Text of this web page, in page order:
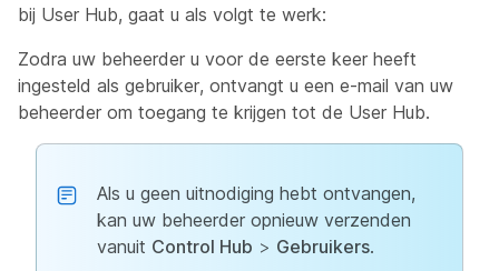
bij User Hub, gaat u als volgt te werk:
Zodra uw beheerder u voor de eerste keer heeft
ingesteld als gebruiker, ontvangt u een e-mail van uw
beheerder om toegang te krijgen tot de User Hub.
Als u geen uitnodiging hebt ontvangen,
kan uw beheerder opnieuw verzenden
vanuit Control Hub > Gebruikers.